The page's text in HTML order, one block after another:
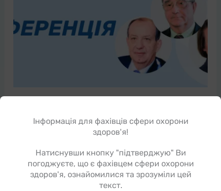
Конференція
коронавірусної інфекції можливість обміну
досвідом між лікарями дещо обмежується. Проте,
незважаючи на всю складність […]
Інформація для фахівців сфери охорони
здоров'я!
Натиснувши кнопку "підтверджую" Ви
погоджуєте, що є фахівцем сфери охорони
здоров'я, ознайомилися та зрозуміли цей
текст.